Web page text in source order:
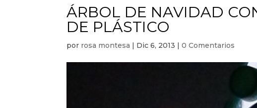
ÁRBOL DE NAVIDAD
DE PLÁSTICO
por rosa montesa | Dic 6, 2013 |0 Comentarios